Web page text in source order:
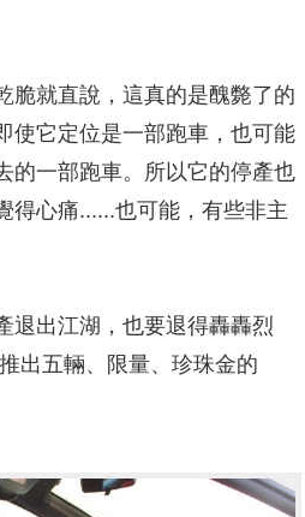
脆就直說，這真的是醜斃了的
使它定位是一部跑車，也可能
的一部跑車。所以它的停產也
得心痛......也可能，有些非主
退出江湖，也要退得轟轟烈
出五輛、限量、珍珠金的